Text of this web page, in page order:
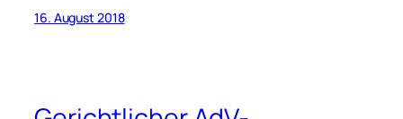
16. August 2018